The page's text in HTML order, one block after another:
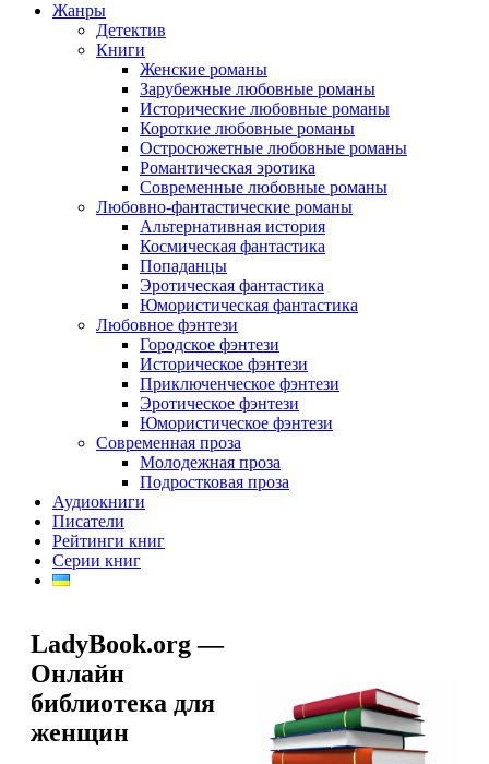
Жанры
Детектив
Книги
Женские романы
Зарубежные любовные романы
Исторические любовные романы
Короткие любовные романы
Остросюжетные любовные романы
Романтическая эротика
Современные любовные романы
Любовно-фантастические романы
Альтернативная история
Космическая фантастика
Попаданцы
Эротическая фантастика
Юмористическая фантастика
Любовное фэнтези
Городское фэнтези
Историческое фэнтези
Приключенческое фэнтези
Эротическое фэнтези
Юмористическое фэнтези
Современная проза
Молодежная проза
Подростковая проза
Аудиокниги
Писатели
Рейтинги книг
Серии книг
LadyBook.org —
Онлайн
библиотека для
женщин